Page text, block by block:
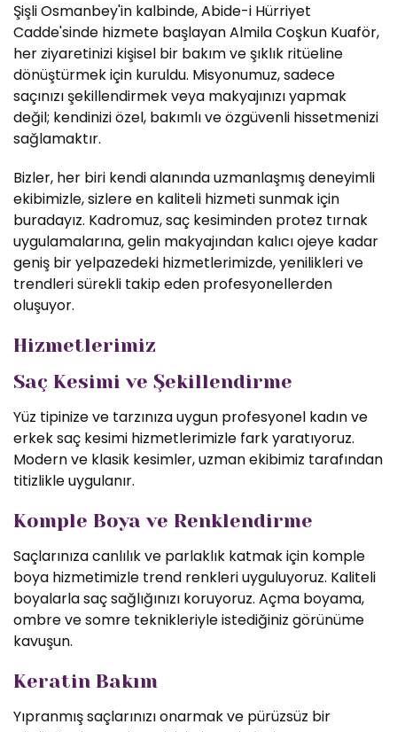
Şişli Osmanbey'in kalbinde, Abide-i Hürriyet
Cadde'sinde hizmete başlayan Almila Coşkun Kuaför,
her ziyaretinizi kişisel bir bakım ve şıklık ritüeline
dönüştürmek için kuruldu. Misyonumuz, sadece
saçınızı şekillendirmek veya makyajınızı yapmak
değil; kendinizi özel, bakımlı ve özgüvenli hissetmenizi
sağlamaktır.
Bizler, her biri kendi alanında uzmanlaşmış deneyimli
ekibimizle, sizlere en kaliteli hizmeti sunmak için
buradayız. Kadromuz, saç kesiminden protez tırnak
uygulamalarına, gelin makyajından kalıcı ojeye kadar
geniş bir yelpazedeki hizmetlerimizde, yenilikleri ve
trendleri sürekli takip eden profesyonellerden
oluşuyor.
Hizmetlerimiz
Saç Kesimi ve Şekillendirme
Yüz tipinize ve tarzınıza uygun profesyonel kadın ve
erkek saç kesimi hizmetlerimizle fark yaratıyoruz.
Modern ve klasik kesimler, uzman ekibimiz tarafından
titizlikle uygulanır.
Komple Boya ve Renklendirme
Saçlarınıza canlılık ve parlaklık katmak için komple
boya hizmetimizle trend renkleri uyguluyoruz. Kaliteli
boyalarla saç sağlığınızı koruyoruz. Açma boyama,
ombre ve somre teknikleriyle istediğiniz görünüme
kavuşun.
Keratin Bakım
Yıpranmış saçlarınızı onarmak ve pürüzsüz bir